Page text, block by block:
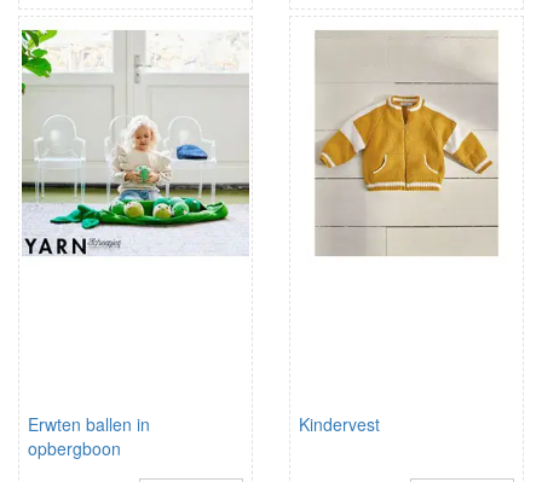
Erwten ballen in
opbergboon
Kindervest